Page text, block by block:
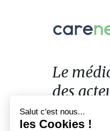
Le
acteurs
de
l'engagement
Le
des
de
Salut c'est nous...
les Cookies !